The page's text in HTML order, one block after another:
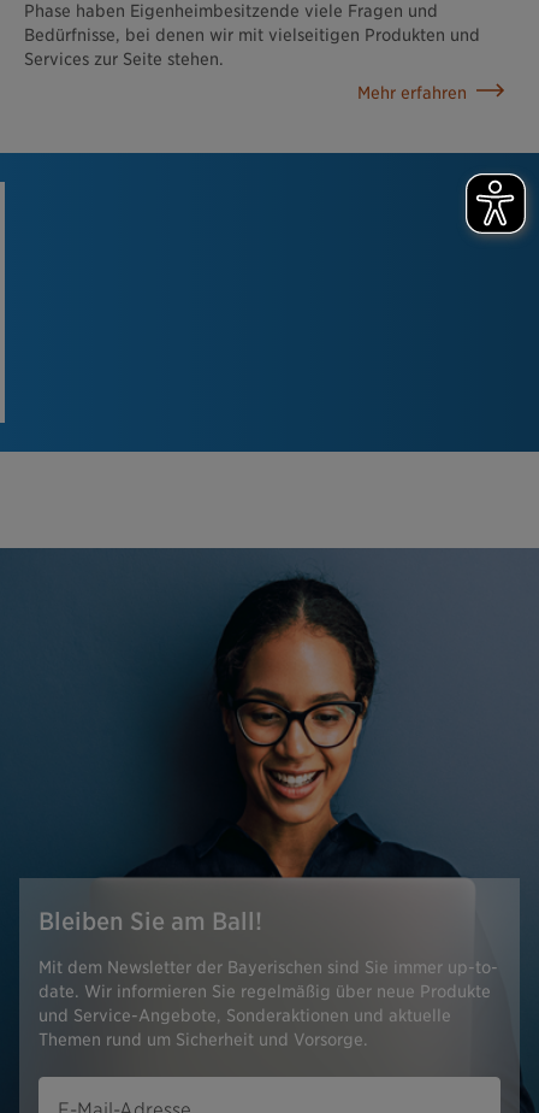
Phase haben Eigenheimbesitzende viele Fragen und
Bedürfnisse, bei denen wir mit vielseitigen Produkten und
Services zur Seite stehen.
Mehr erfahren
Bleiben Sie am Ball!
Mit dem Newsletter der Bayerischen sind Sie immer up-to-
date. Wir informieren Sie regelmäßig über neue Produkte
und Service-Angebote, Sonderaktionen und aktuelle
Themen rund um Sicherheit und Vorsorge.